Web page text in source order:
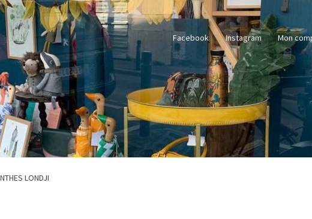
Facebook Instagram Mon
LONDJI